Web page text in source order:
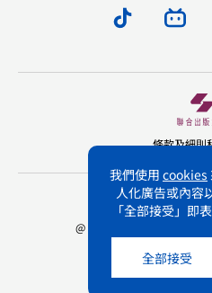
我們使用 cookies
人化廣告或內容
「全部接受」即
全部接受
版權所有 不得轉載 三
@ Joint Publishing (Hong
All rights
條款及細則